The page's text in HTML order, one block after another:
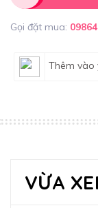
Gọi đặt mua:
Thêm vào
VỪA